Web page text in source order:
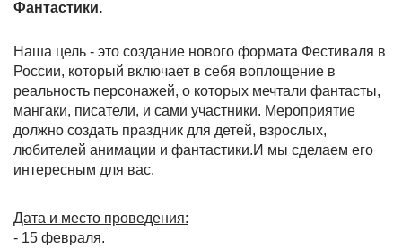
Фантастики.
Наша цель - это создание нового формата Фестиваля в
России, который включает в себя воплощение в
реальность персонажей, о которых мечтали фантасты,
мангаки, писатели, и сами участники. Мероприятие
должно создать праздник для детей, взрослых,
любителей анимации и фантастики.И мы сделаем его
интересным для вас.
Дата и место проведения:
- 15 февраля.